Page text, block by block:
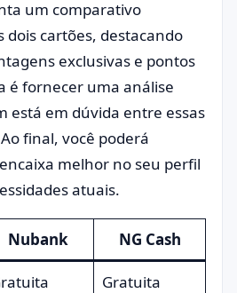
um comparativo
dois cartões, destacando
exclusivas e pontos
é fornecer uma análise
está em dúvida entre essas
final, você poderá
melhor no seu perfil
atuais.
Nubank NG Cash
Gratuita